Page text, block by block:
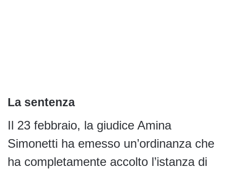
La sentenza
Il 23 febbraio, la giudice Amina
Simonetti ha emesso un’ordinanza che
ha completamente accolto l’istanza di